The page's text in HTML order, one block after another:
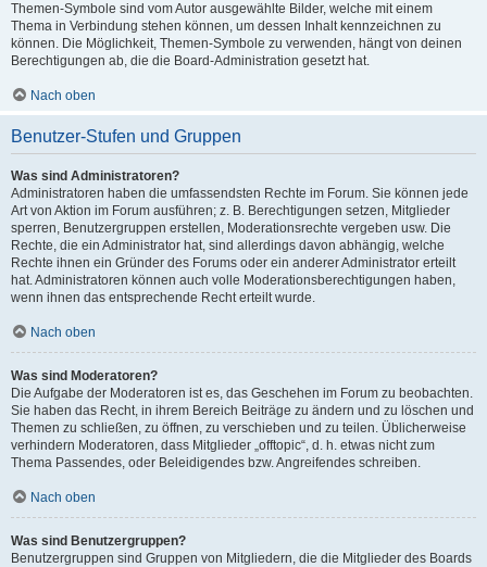
Themen-Symbole sind vom Autor ausgewählte Bilder, welche mit einem
Thema in Verbindung stehen können, um dessen Inhalt kennzeichnen zu
können. Die Möglichkeit, Themen-Symbole zu verwenden, hängt von deinen
Berechtigungen ab, die die Board-Administration gesetzt hat.
Nach oben
Benutzer-Stufen und Gruppen
Was sind Administratoren?
Administratoren haben die umfassendsten Rechte im Forum. Sie können jede
Art von Aktion im Forum ausführen; z. B. Berechtigungen setzen, Mitglieder
sperren, Benutzergruppen erstellen, Moderationsrechte vergeben usw. Die
Rechte, die ein Administrator hat, sind allerdings davon abhängig, welche
Rechte ihnen ein Gründer des Forums oder ein anderer Administrator erteilt
hat. Administratoren können auch volle Moderationsberechtigungen haben,
wenn ihnen das entsprechende Recht erteilt wurde.
Nach oben
Was sind Moderatoren?
Die Aufgabe der Moderatoren ist es, das Geschehen im Forum zu beobachten.
Sie haben das Recht, in ihrem Bereich Beiträge zu ändern und zu löschen und
Themen zu schließen, zu öffnen, zu verschieben und zu teilen. Üblicherweise
verhindern Moderatoren, dass Mitglieder „offtopic“, d. h. etwas nicht zum
Thema Passendes, oder Beleidigendes bzw. Angreifendes schreiben.
Nach oben
Was sind Benutzergruppen?
Benutzergruppen sind Gruppen von Mitgliedern, die die Mitglieder des Boards